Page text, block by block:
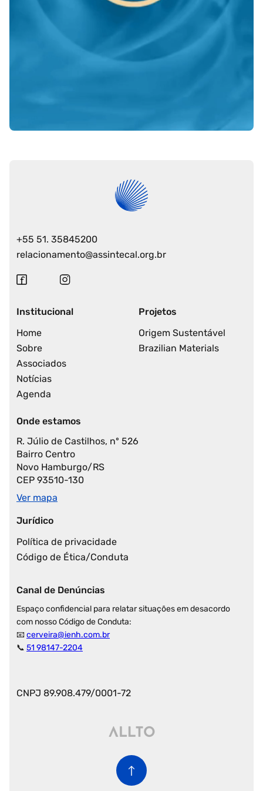
+55 51. 35845200
relacionamento@assintecal.org.br
Institucional
Home
Sobre
Associados
Notícias
Agenda
Projetos
Origem Sustentável
Brazilian Materials
Onde estamos
R. Júlio de Castilhos, nº 526
Bairro Centro
Novo Hamburgo/RS
CEP 93510-130
Ver mapa
Jurídico
Política de privacidade
Código de Ética/Conduta
Canal de Denúncias
Espaço confidencial para relatar situações em desacordo
com nosso Código de Conduta:
📧cerveira@ienh.com.br
📞 51 98147-2204
CNPJ 89.908.479/0001-72